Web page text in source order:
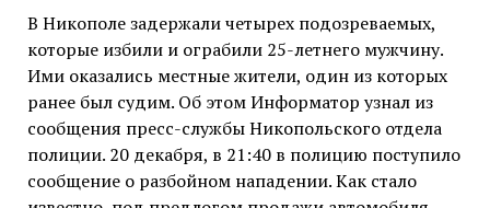
В Никополе задержали четырех подозреваемых,
которые избили и ограбили 25-летнего мужчину.
Ими оказались местные жители, один из которых
ранее был судим. Об этом Информатор узнал из
сообщения пресс-службы Никопольского отдела
полиции. 20 декабря, в 21:40 в полицию поступило
сообщение о разбойном нападении. Как стало